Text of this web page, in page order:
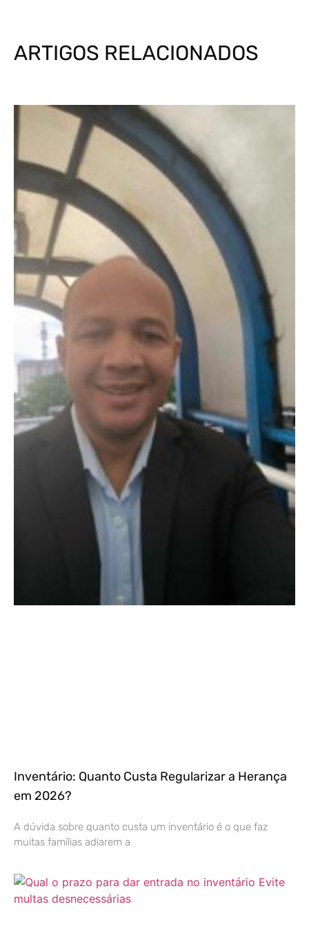
ARTIGOS RELACIONADOS
Inventário: Quanto Custa Regularizar a Herança
em 2026?
A dúvida sobre quanto custa um inventário é o que faz
muitas famílias adiarem a